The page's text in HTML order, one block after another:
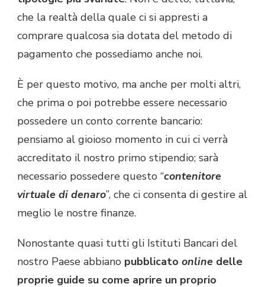
che la realtà della quale ci si appresti a
comprare qualcosa sia dotata del metodo di
pagamento che possediamo anche noi.
È per questo motivo, ma anche per molti altri,
che prima o poi potrebbe essere necessario
possedere un conto corrente bancario:
pensiamo al gioioso momento in cui ci verrà
accreditato il nostro primo stipendio; sarà
necessario possedere questo “contenitore
virtuale di denaro”, che ci consenta di gestire al
meglio le nostre finanze.
Nonostante quasi tutti gli Istituti Bancari del
nostro Paese abbiano pubblicato online delle
proprie guide su come aprire un proprio